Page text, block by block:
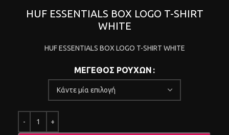
HUF ESSENTIALS BOX LOGO T-SHIRT
WHITE
HUF ESSENTIALS BOX LOGO T-SHIRT WHITE
ΜΕΓΕΘΟΣ ΡΟΥΧΩΝ